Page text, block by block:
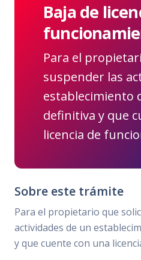
Baja de
Para el
suspender las
establecimiento
definitiva y que
licencia de
Sobre este trámite
Para el propietario que
actividades de un
y que cuente con una